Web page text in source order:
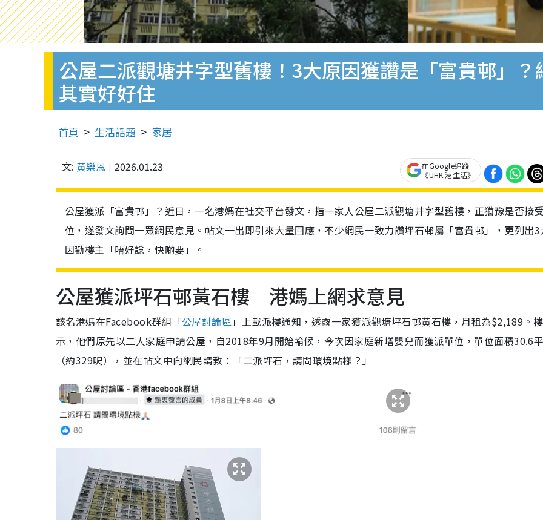
公屋二派觀塘井字型舊樓！3大原因獲讚是「富貴邨」
其實好好住
首頁 生活話題 家居
文: 黃樂恩 2026.01.23
在Google追蹤
《UHK 港生活》
公屋獲派「富貴邨」？近日，一名港媽在社交平台發文，指一家人公屋二派觀塘井字型舊樓，正猶豫是否接
位，遂發文詢問一眾網民意見。帖文一出即引來大量回應，不少網民一致力讚坪石邨屬「富貴邨」，更列出3
因勸樓主「唔好諗，快啲要」。
公屋獲派坪石邨黃石樓 港媽上網求意見
該名港媽在Facebook群組「公屋討論區」上載派樓通知，透露一家獲派觀塘坪石邨黃石樓，月租為$2,189。
示，他們原先以二人家庭申請公屋，自2018年9月開始輪候，今次因家庭新增嬰兒而獲派單位，單位面積30.6
（約329呎），並在帖文中向網民請教：「二派坪石，請問環境點樣？」